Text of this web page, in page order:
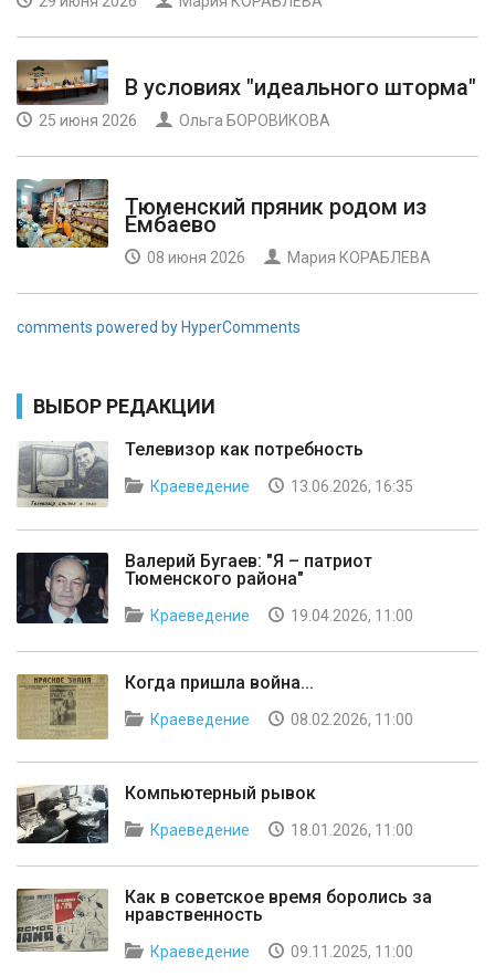
В условиях "идеального шторма"
25 июня 2026 Ольга БОРОВИКОВА
Тюменский пряник родом из
Ембаево
08 июня 2026 Мария КОРАБЛЕВА
comments powered by HyperComments
ВЫБОР РЕДАКЦИИ
Телевизор как потребность
Краеведение 13.06.2026, 16:35
Валерий Бугаев: "Я – патриот
Тюменского района"
Краеведение 19.04.2026, 11:00
Когда пришла война...
Краеведение 08.02.2026, 11:00
Компьютерный рывок
Краеведение 18.01.2026, 11:00
Как в советское время боролись за
нравственность
Краеведение 09.11.2025, 11:00